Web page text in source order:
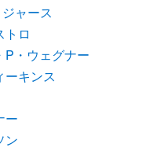
ャース
トロ
P・ウェグナー
ーキンス
ー
ン